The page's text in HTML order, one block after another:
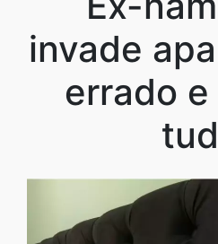
invade
errado